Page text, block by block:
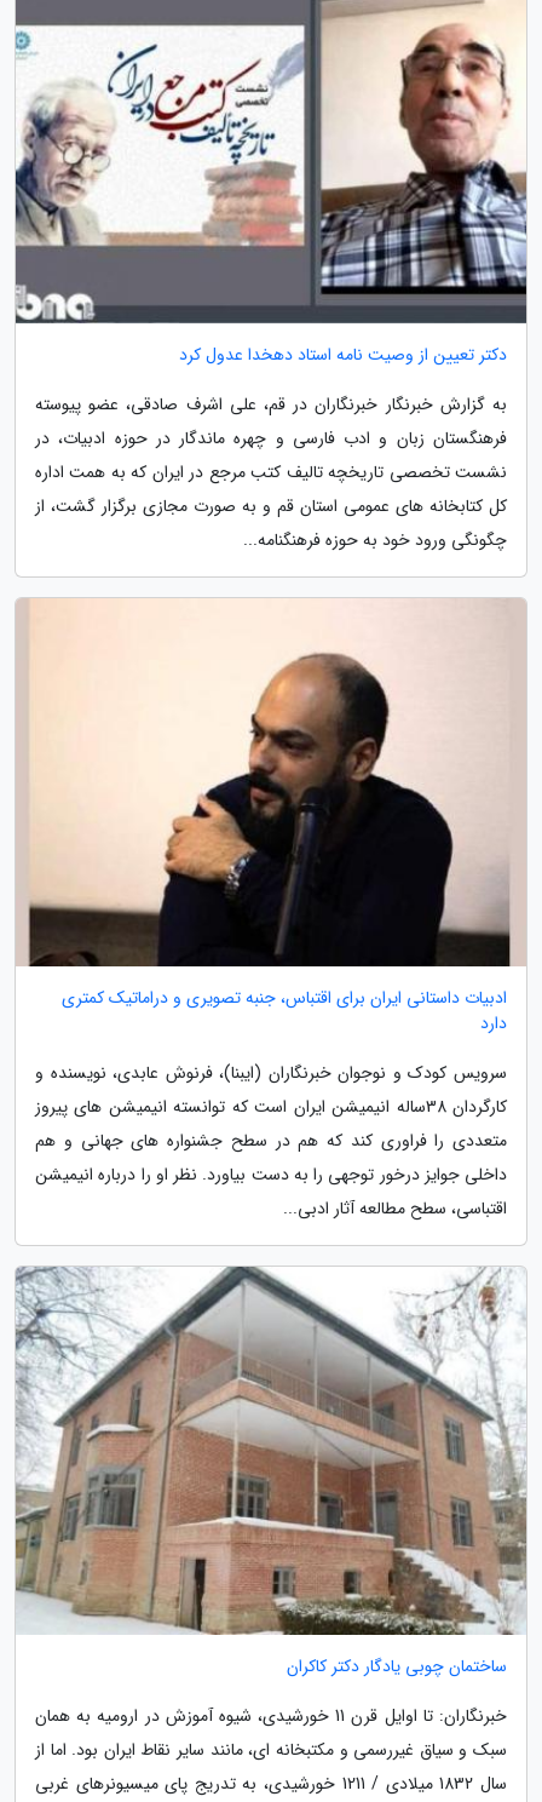
دکتر تعیین از وصیت نامه استاد دهخدا عدول کرد
به گزارش خبرنگار خبرنگاران در قم، علی اشرف صادقی، عضو پیوسته
فرهنگستان زبان و ادب فارسی و چهره ماندگار در حوزه ادبیات، در
نشست تخصصی تاریخچه تالیف کتب مرجع در ایران که به همت اداره
کل کتابخانه های عمومی استان قم و به صورت مجازی برگزار گشت، از
چگونگی ورود خود به حوزه فرهنگنامه...
ادبیات داستانی ایران برای اقتباس، جنبه تصویری و دراماتیک کمتری
دارد
سرویس کودک و نوجوان خبرنگاران (ایبنا)، فرنوش عابدی، نویسنده و
کارگردان 38ساله انیمیشن ایران است که توانسته انیمیشن های پیروز
متعددی را فراوری کند که هم در سطح جشنواره های جهانی و هم
داخلی جوایز درخور توجهی را به دست بیاورد. نظر او را درباره انیمیشن
اقتباسی، سطح مطالعه آثار ادبی...
ساختمان چوبی یادگار دکتر کاکران
خبرنگاران: تا اوایل قرن 11 خورشیدی، شیوه آموزش در ارومیه به همان
سبک و سیاق غیررسمی و مکتبخانه ای، مانند سایر نقاط ایران بود. اما از
سال 1832 میلادی / 1211 خورشیدی، به تدریج پای میسیونرهای غربی